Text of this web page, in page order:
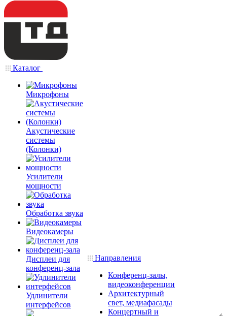
Каталог
Микрофоны
Акустические
системы
(Колонки)
Усилители
мощности
Обработка звука
Видеокамеры
Дисплеи для
конференц-зала
Удлинители
интерфейсов
Направления
Конференц-залы,
видеоконференции
Архитектурный
свет, медиафасады
Концертный и